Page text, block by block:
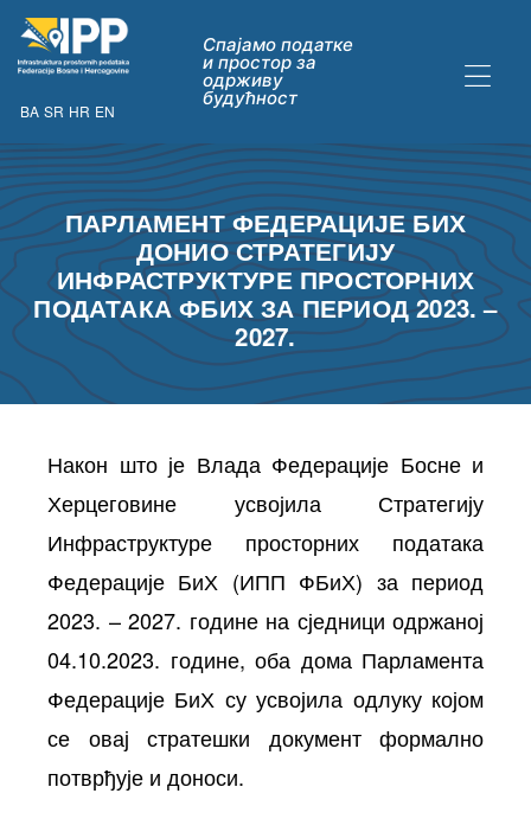
BA SR HR EN
Спајамо податке
и простор за
одрживу
будућност
ПАРЛАМЕНТ ФЕДЕРАЦИЈЕ БИХ
ДОНИО СТРАТЕГИЈУ
ИНФРАСТРУКТУРЕ ПРОСТОРНИХ
ПОДАТАКА ФБИХ ЗА ПЕРИОД 2023. –
2027.
Након што је Влада Федерације Босне и
Херцеговине усвојила Стратегију
Инфраструктуре просторних података
Федерације БиХ (ИПП ФБиХ) за период
2023. – 2027. године на сједници одржаној
04.10.2023. године, оба дома Парламента
Федерације БиХ су усвојила одлуку којом
се овај стратешки документ формално
потврђује и доноси.
опћих